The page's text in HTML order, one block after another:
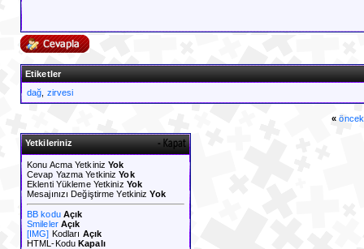
Etiketler
dağ zirvesi
«
Yetkileriniz
Konu Acma YetkinizYok
Cevap Yazma YetkinizYok
Eklenti Yükleme Yetkiniz Yok
Mesajınızı Değiştirme YetkinizYok
BB kodu Açık
Smileler Açık
[IMG] Kodları Açık
HTML-KoduKapalı